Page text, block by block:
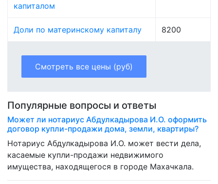
капиталом
Доли по материнскому капиталу 8200
Смотреть все цены (руб)
Популярные вопросы и ответы
Может ли нотариус Абдулкадырова И.О. оформить
договор купли-продажи дома, земли, квартиры?
Нотариус Абдулкадырова И.О. может вести дела,
касаемые купли-продажи недвижимого
имущества, находящегося в городе Махачкала.